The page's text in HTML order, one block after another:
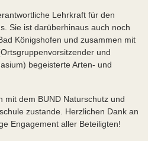
Lehrkraft für den
Sie ist darüberhinaus auch noch
Königshofen und zusammen mit
und
begeisterte Arten- und
mit dem BUND Naturschutz und
zustande. Herzlichen Dank an
Engagement aller Beteiligten!